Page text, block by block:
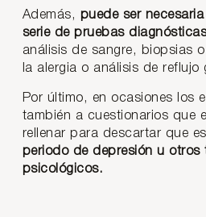
Además, puede ser
serie de pruebas
análisis de sangre, biopsias
la alergia o análisis de reflujo
Por último, en ocasiones los
también a cuestionarios que
rellenar para descartar que
periodo de depresión u otros
psicológicos.